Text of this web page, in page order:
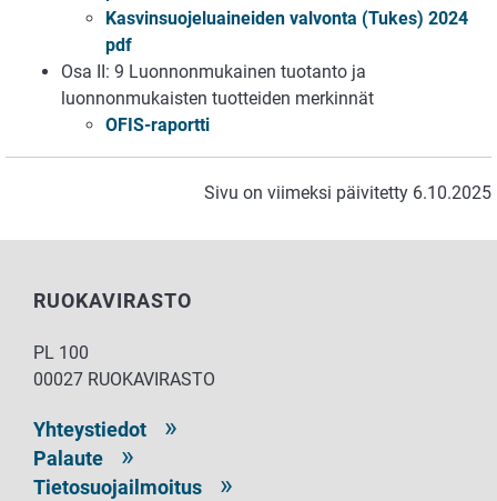
Kasvinsuojeluaineiden valvonta (Tukes) 2024
pdf
Osa II: 9 Luonnonmukainen tuotanto ja
luonnonmukaisten tuotteiden merkinnät
OFIS-raportti
Sivu on viimeksi päivitetty 6.10.2025
RUOKAVIRASTO
PL 100
00027 RUOKAVIRASTO
Yhteystiedot
Palaute
Tietosuojailmoitus